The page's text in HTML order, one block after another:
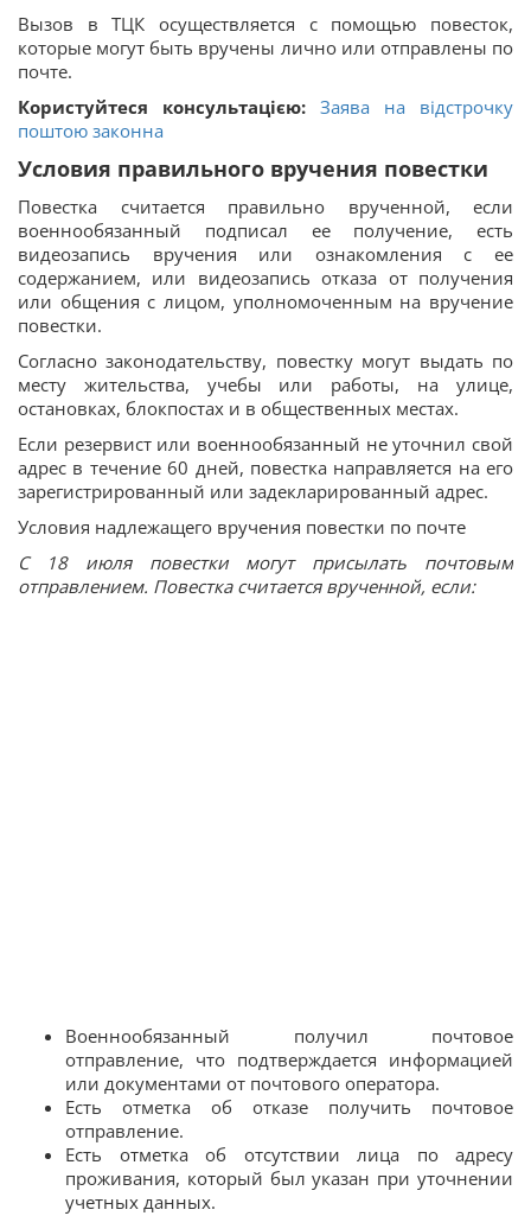
Вызов в ТЦК осуществляется с помощью повесток,
которые могут быть вручены лично или отправлены по
почте.
Користуйтеся консультацією: Заява на відстрочку
поштою законна
Условия правильного вручения повестки
Повестка считается правильно врученной, если
военнообязанный подписал ее получение, есть
видеозапись вручения или ознакомления с ее
содержанием, или видеозапись отказа от получения
или общения с лицом, уполномоченным на вручение
повестки.
Согласно законодательству, повестку могут выдать по
месту жительства, учебы или работы, на улице,
остановках, блокпостах и в общественных местах.
Если резервист или военнообязанный не уточнил свой
адрес в течение 60 дней, повестка направляется на его
зарегистрированный или задекларированный адрес.
Условия надлежащего вручения повестки по почте
С 18 июля повестки могут присылать почтовым
отправлением. Повестка считается врученной, если:
Военнообязанный получил почтовое
отправление, что подтверждается информацией
или документами от почтового оператора.
Есть отметка об отказе получить почтовое
отправление.
Есть отметка об отсутствии лица по адресу
проживания, который был указан при уточнении
учетных данных.